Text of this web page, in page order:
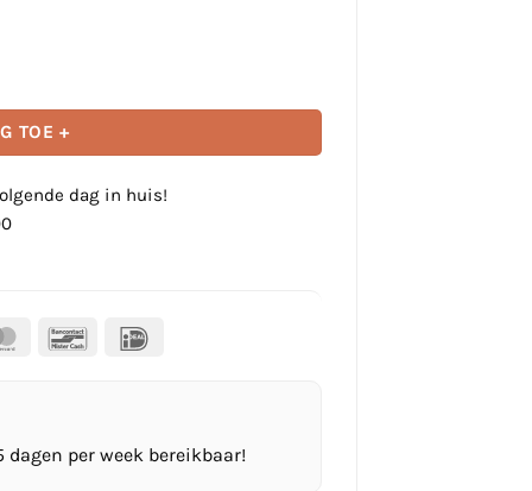
TOE +
dag in huis!
MasterCardBancontact
per week bereikbaar!